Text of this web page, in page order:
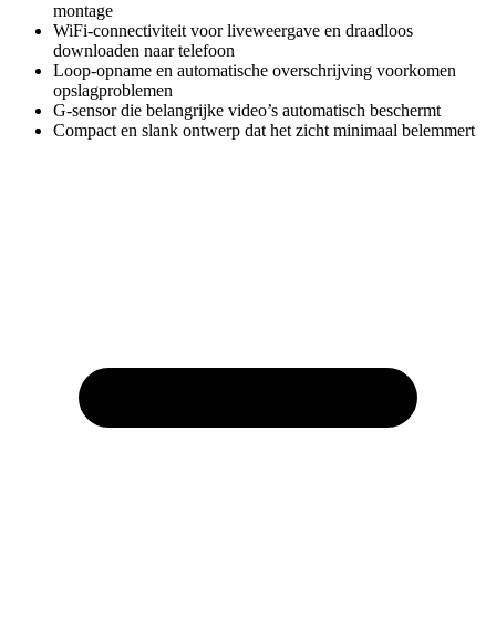
montage
WiFi-connectiviteit voor liveweergave en draadloos
downloaden naar telefoon
Loop-opname en automatische overschrijving voorkomen
opslagproblemen
G-sensor die belangrijke video’s automatisch beschermt
Compact en slank ontwerp dat het zicht minimaal belemmert